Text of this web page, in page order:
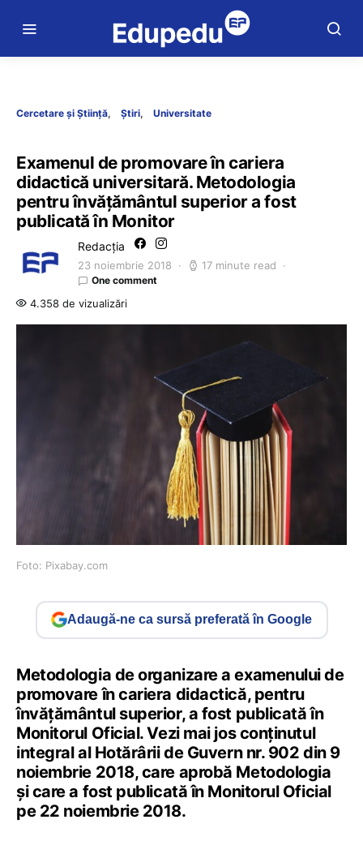
Cercetare și Știință Știri Universitate
Examenul de promovare în cariera
didactică universitară. Metodologia
pentru învățământul superior a fost
publicată în Monitor
Redacția
23 noiembrie 2018 17 minute read
One comment
4.358 de vizualizări
Foto: Pixabay.com
Adaugă-ne ca sursă preferată în Google
Metodologia de organizare a examenului de
promovare în cariera didactică, pentru
învățământul superior, a fost publicată în
Monitorul Oficial. Vezi mai jos conținutul
integral al Hotărârii de Guvern nr. 902 din 9
noiembrie 2018, care aprobă Metodologia
și care a fost publicată în Monitorul Oficial
pe 22 noiembrie 2018.